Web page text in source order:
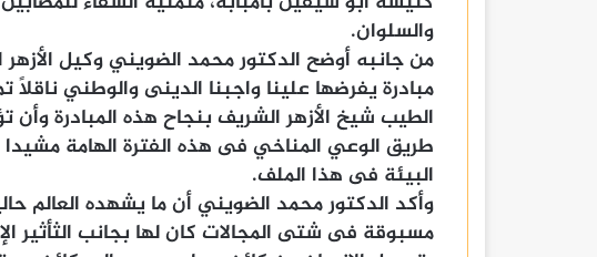
والسلوان.
من جانبه أوضح الدكتور محمد الضويني وكيل الأزهر
مبادرة يفرضها علينا واجبنا الدينى والوطني ناقلًا
الطيب شيخ الأزهر الشريف بنجاح هذه المبادرة
طريق الوعي المناخي فى هذه الفترة الهامة مشيدا
البيئة فى هذا الملف.
وأكد الدكتور محمد الضويني أن ما يشهده العالم
مسبوقة فى شتى المجالات كان لها بجانب الثأثير